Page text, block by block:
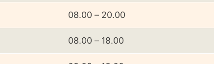
08.00 – 20.00
08.00 – 18.00